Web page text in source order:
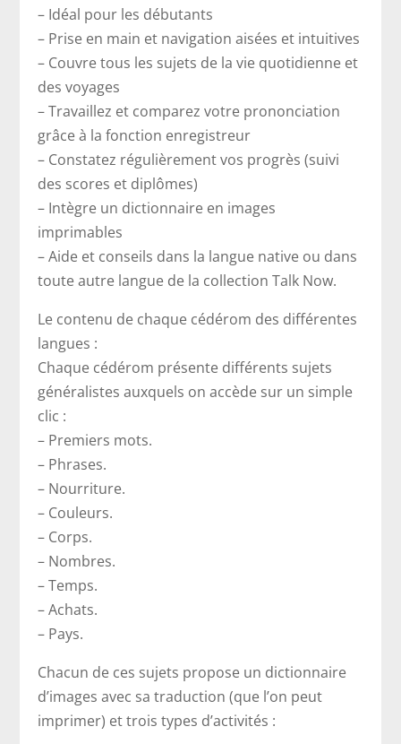
– Idéal pour les débutants
– Prise en main et navigation aisées et intuitives
– Couvre tous les sujets de la vie quotidienne et
des voyages
– Travaillez et comparez votre prononciation
grâce à la fonction enregistreur
– Constatez régulièrement vos progrès (suivi
des scores et diplômes)
– Intègre un dictionnaire en images
imprimables
– Aide et conseils dans la langue native ou dans
toute autre langue de la collection Talk Now.
Le contenu de chaque cédérom des différentes
langues :
Chaque cédérom présente différents sujets
généralistes auxquels on accède sur un simple
clic :
– Premiers mots.
– Phrases.
– Nourriture.
– Couleurs.
– Corps.
– Nombres.
– Temps.
– Achats.
– Pays.
Chacun de ces sujets propose un dictionnaire
d’images avec sa traduction (que l’on peut
imprimer) et trois types d’activités :